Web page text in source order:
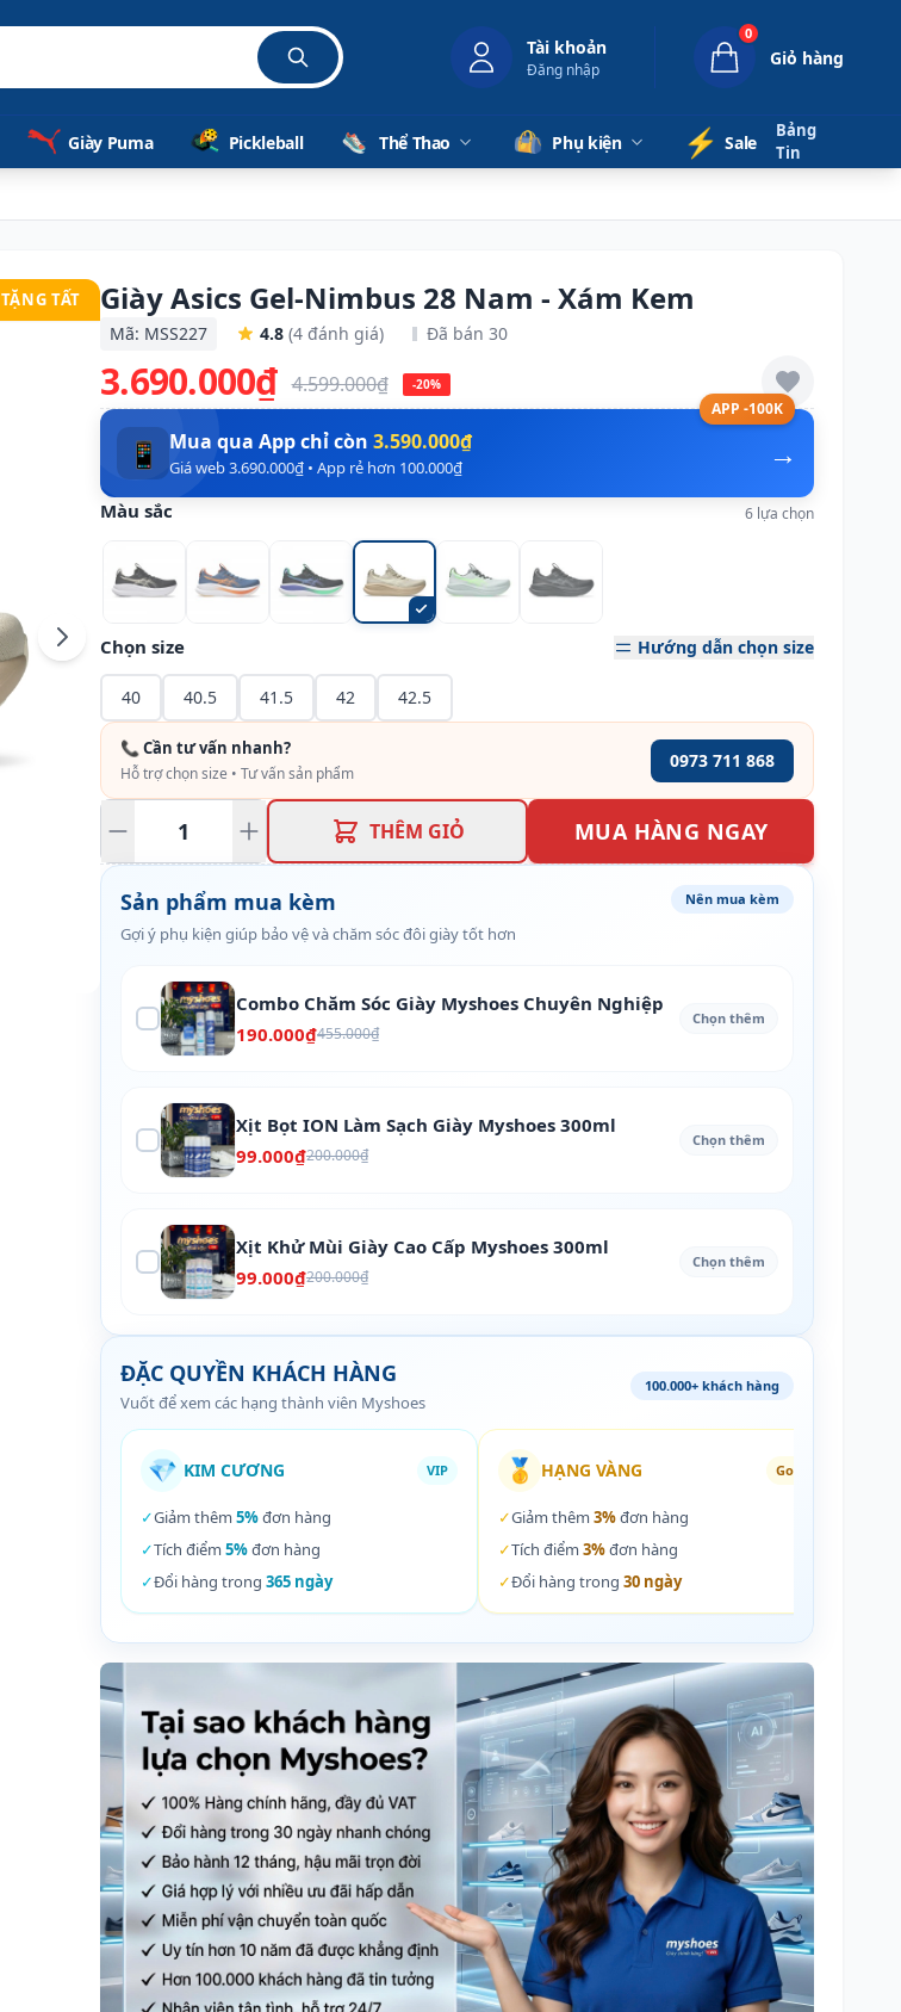
Tài khoản
Đăng nhập
0
Giỏ hàng
Giày Puma Pickleball Thể Thao Phụ kiện ⚡️ Sale
Bảng
Tin
TẶNG TẤT Giày Asics Gel-Nimbus 28 Nam - Xám Kem
Mã: MSS227 4.8 (4 đánh giá) Đã bán 30
3.690.000₫ 4.599.000₫ -20%
APP -100K
→
📱 Mua qua App chỉ còn 3.590.000₫
Giá web 3.690.000₫ • App rẻ hơn 100.000₫
Màu sắc 6 lựa chọn
Chọn size Hướng dẫn chọn size
40 40.5 41.5 42 42.5
📞 Cần tư vấn nhanh?
Hỗ trợ chọn size • Tư vấn sản phẩm
0973 711 868
THÊM GIỎ MUA HÀNG NGAY
Sản phẩm mua kèm
Gợi ý phụ kiện giúp bảo vệ và chăm sóc đôi giày tốt hơn
Nên mua kèm
Combo Chăm Sóc Giày Myshoes Chuyên Nghiệp
190.000₫455.000₫
Chọn thêm
Xịt Bọt ION Làm Sạch Giày Myshoes 300ml
99.000₫200.000₫
Chọn thêm
Xịt Khử Mùi Giày Cao Cấp Myshoes 300ml
99.000₫200.000₫
Chọn thêm
ĐẶC QUYỀN KHÁCH HÀNG
Vuốt để xem các hạng thành viên Myshoes
100.000+ khách hàng
💎 KIM CƯƠNG VIP
✓Giảm thêm 5%đơn hàng
✓Tích điểm 5%đơn hàng
✓Đổi hàng trong 365 ngày
🥇 HẠNG VÀNG Gold
✓Giảm thêm 3%đơn hàng
✓Tích điểm 3%đơn hàng
✓Đổi hàng trong 30 ngày